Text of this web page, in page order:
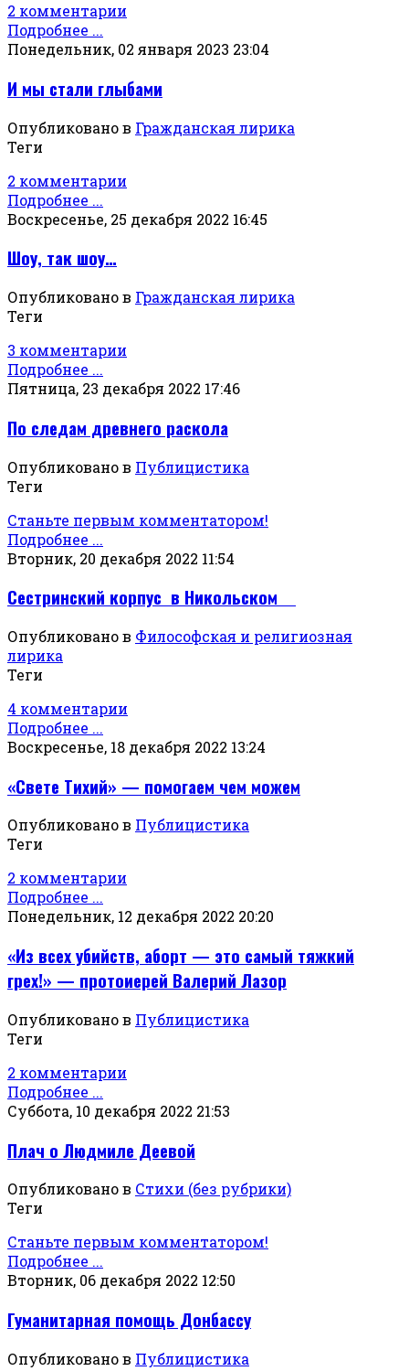
2 комментарии
Подробнее ...
Понедельник, 02 января 2023 23:04
И мы стали глыбами
Опубликовано в Гражданская лирика
Теги
2 комментарии
Подробнее ...
Воскресенье, 25 декабря 2022 16:45
Шоу, так шоу…
Опубликовано в Гражданская лирика
Теги
3 комментарии
Подробнее ...
Пятница, 23 декабря 2022 17:46
По следам древнего раскола
Опубликовано в Публицистика
Теги
Станьте первым комментатором!
Подробнее ...
Вторник, 20 декабря 2022 11:54
Сестринский корпус в Никольском
Опубликовано в Философская и религиозная
лирика
Теги
4 комментарии
Подробнее ...
Воскресенье, 18 декабря 2022 13:24
«Свете Тихий» — помогаем чем можем
Опубликовано в Публицистика
Теги
2 комментарии
Подробнее ...
Понедельник, 12 декабря 2022 20:20
«Из всех убийств, аборт — это самый тяжкий
грех!» — протоиерей Валерий Лазор
Опубликовано в Публицистика
Теги
2 комментарии
Подробнее ...
Суббота, 10 декабря 2022 21:53
Плач о Людмиле Деевой
Опубликовано в Стихи (без рубрики)
Теги
Станьте первым комментатором!
Подробнее ...
Вторник, 06 декабря 2022 12:50
Гуманитарная помощь Донбассу
Опубликовано в Публицистика